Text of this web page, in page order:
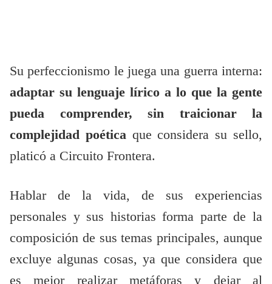
Su perfeccionismo le juega una guerra interna:
adaptar su lenguaje lírico a lo que la gente
pueda comprender, sin traicionar la
complejidad poética que considera su sello,
platicó a Circuito Frontera.
Hablar de la vida, de sus experiencias
personales y sus historias forma parte de la
composición de sus temas principales, aunque
excluye algunas cosas, ya que considera que
es mejor realizar metáforas y dejar al